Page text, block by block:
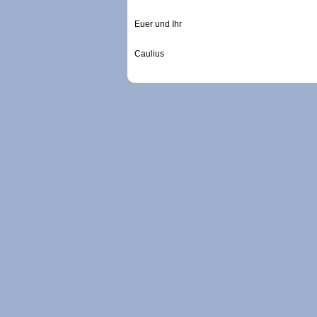
Euer und Ihr
Caulius